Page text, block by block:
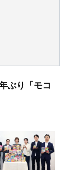
ぶり「モコ